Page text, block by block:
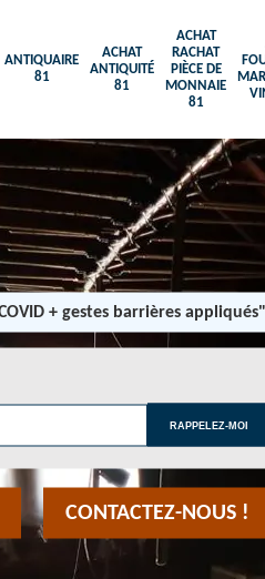
ANTIQUAIRE
81
ACHAT
ANTIQUITÉ
81
ACHAT
RACHAT
PIÈCE DE
MONNAIE
81
+ gestes barrières appliqués"
CONTACTEZ-NOUS !